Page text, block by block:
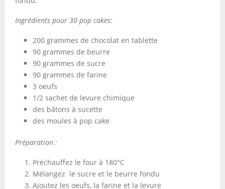
Ingrédients pour 30 pop cakes:
200 grammes de chocolat en tablette
90 grammes de beurre
90 grammes de sucre
90 grammes de farine
3 oeufs
1/2 sachet de levure chimique
des bâtons à sucette
des moules à pop cake
Préparation :
Préchauffez le four à 180°C
Mélangez le sucre et le beurre fondu
Ajoutez les oeufs, la farine et la levure